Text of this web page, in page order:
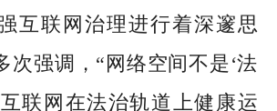
互联网治理进行着深邃思
次强调，“网络空间不是‘法
互联网在法治轨道上健康运